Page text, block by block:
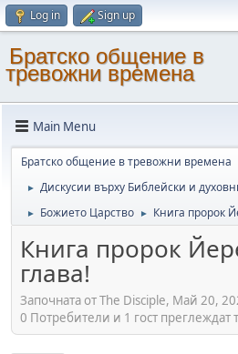
Log in Sign up
Братско общение в
тревожни времена
Main Menu
Братско общение в тревожни времена
► Дискусии върху Библейски и
► Божието Царство ► Книга пророк
Книга пророк
глава!
Започната от The Disciple, Май 20,
0 Потребители и 1 гост преглеждат